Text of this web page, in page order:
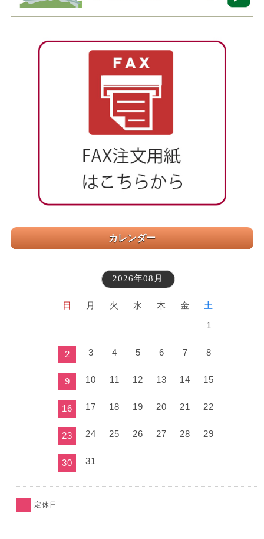
カレンダー
2026年08月
日 月 火 水 木 金
土
1
2 3 4 5 6 7 8
9 10 11 12 13 14 15
16 17 18 19 20 21 22
23 24 25 26 27 28 29
30 31
定休日